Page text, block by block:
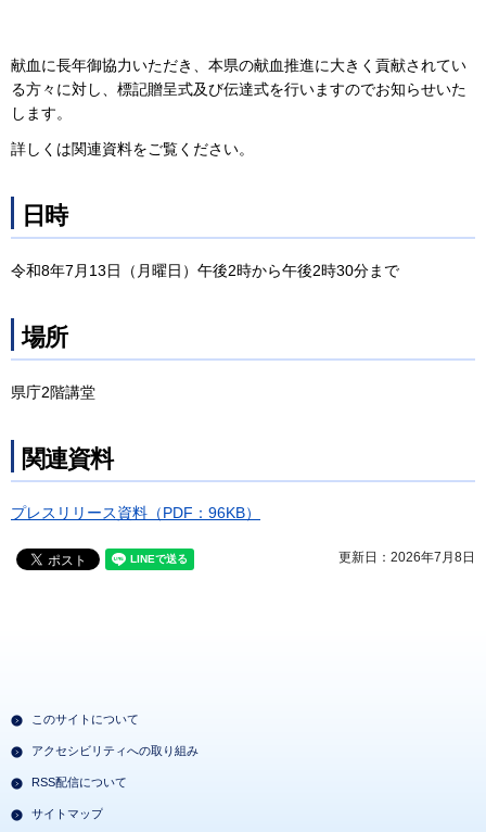
献血に長年御協力いただき、本県の献血推進に大きく貢献されてい
る方々に対し、標記贈呈式及び伝達式を行いますのでお知らせいた
します。
詳しくは関連資料をご覧ください。
日時
令和8年7月13日（月曜日）午後2時から午後2時30分まで
場所
県庁2階講堂
関連資料
プレスリリース資料（PDF：96KB）
更新日：2026年7月8日
このサイトについて
アクセシビリティへの取り組み
RSS配信について
サイトマップ